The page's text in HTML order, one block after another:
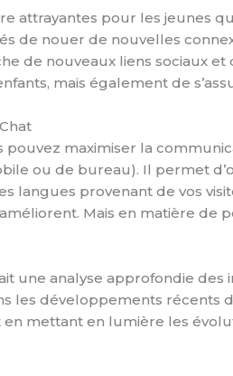
attrayantes pour les jeunes
de nouer de nouvelles
de nouveaux liens sociaux et
mais également de
pouvez maximiser la
ou de bureau). Il permet
langues provenant de vos
Mais en matière
une analyse approfondie
les développements récents
mettant en lumière les